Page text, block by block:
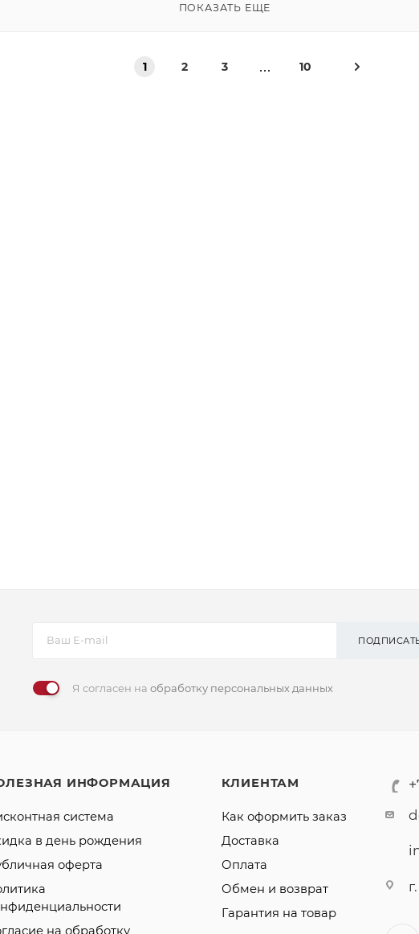
ПОКАЗАТЬ ЕЩЕ
1 2 3 10
Я согласен на обработку персональных данных
ИНФОРМАЦИЯ
система
в день рождения
оферта
на обработку
КЛИЕНТАМ
Как оформить заказ
Доставка
Оплата
Обмен и возврат
Гарантия на товар